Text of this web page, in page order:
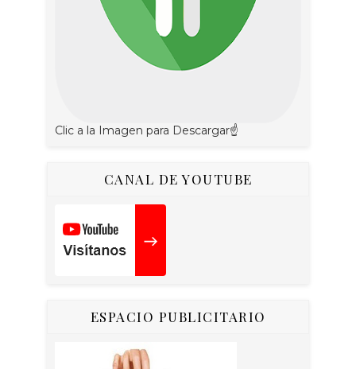
Clic a la Imagen para Descargar☝
CANAL DE YOUTUBE
ESPACIO PUBLICITARIO